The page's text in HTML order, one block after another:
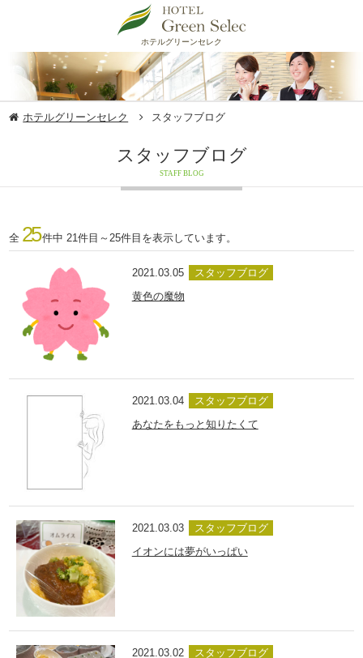
ホテルグリーンセレク
ホテルグリーンセレク スタッフブログ
スタッフブログ
STAFF BLOG
全 25件中 21件目～25件目を表示しています。
2021.03.05
スタッフブログ
黄色の魔物
2021.03.04
スタッフブログ
あなたをもっと知りたくて
2021.03.03
スタッフブログ
イオンには夢がいっぱい
2021.03.02
スタッフブログ